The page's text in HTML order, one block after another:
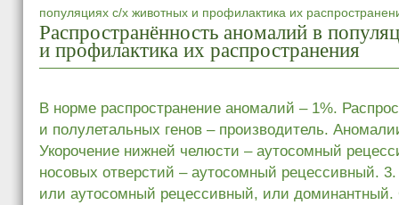
популяциях с/х животных и профилактика их
Распространённость аномалий в
и профилактика их распространения
В норме распространение аномалий – 1%.
и полулетальных генов – производитель.
Укорочение нижней челюсти – аутосомный
носовых отверстий – аутосомный рецессивный.
или аутосомный рецессивный, или доминантный.